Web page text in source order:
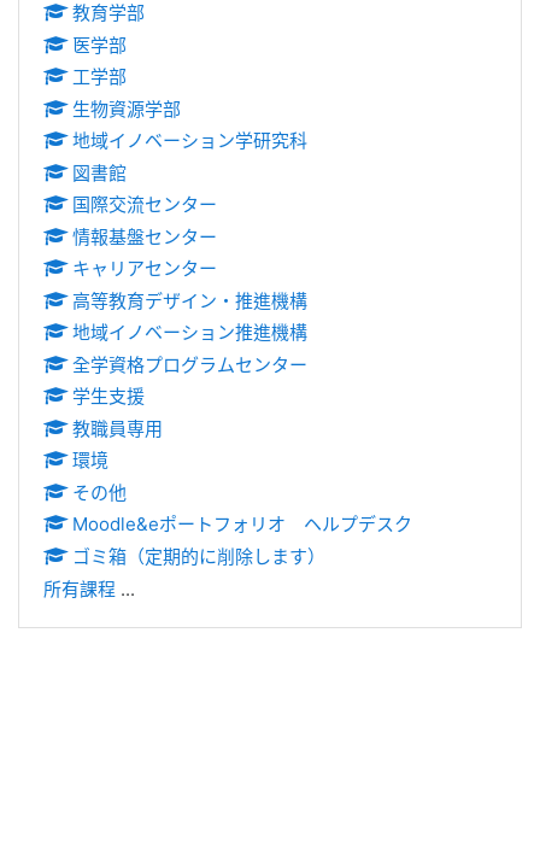
教育学部
医学部
工学部
生物資源学部
地域イノベーション学研究科
図書館
国際交流センター
情報基盤センター
キャリアセンター
高等教育デザイン・推進機構
地域イノベーション推進機構
全学資格プログラムセンター
学生支援
教職員専用
環境
その他
Moodle&eポートフォリオ ヘルプデスク
ゴミ箱（定期的に削除します）
所有課程 ...